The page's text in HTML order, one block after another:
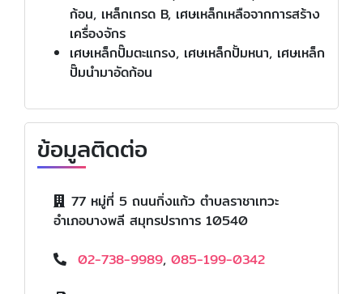
ก้อน, เหล็กเกรด B, เศษเหล็กเหลือจากการสร้าง
เครื่องจักร
เศษเหล็กปั๊มตะแกรง, เศษเหล็กปั้มหนา, เศษเหล็ก
ปั๊มนำมาอัดก้อน
ข้อมูลติดต่อ
77 หมู่ที่ 5 ถนนกิ่งแก้ว ตำบลราชาเทวะ
อำเภอบางพลี สมุทรปราการ 10540
02-738-9989, 085-199-0342